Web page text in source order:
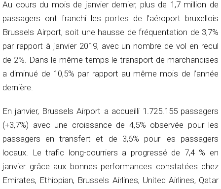
Au cours du mois de janvier dernier, plus de 1,7 million de
passagers ont franchi les portes de l’aéroport bruxellois
Brussels Airport, soit une hausse de fréquentation de 3,7%
par rapport à janvier 2019, avec un nombre de vol en recul
de 2%. Dans le même temps le transport de marchandises
a diminué de 10,5% par rapport au même mois de l’année
dernière.
En janvier, Brussels Airport a accueilli 1.725.155 passagers
(+3,7%) avec une croissance de 4,5% observée pour les
passagers en transfert et de 3,6% pour les passagers
locaux. Le trafic long-courriers a progressé de 7,4 % en
janvier grâce aux bonnes performances constatées chez
Emirates, Ethiopian, Brussels Airlines, United Airlines, Qatar